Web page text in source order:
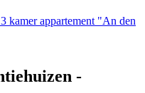
kamer appartement "An den
-